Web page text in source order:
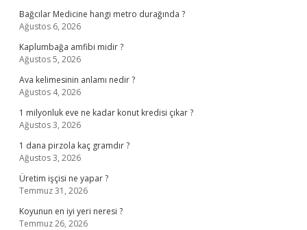
Bağcılar Medicine hangi metro durağında ?
Ağustos 6, 2026
Kaplumbağa amfibi midir ?
Ağustos 5, 2026
Ava kelimesinin anlamı nedir ?
Ağustos 4, 2026
1 milyonluk eve ne kadar konut kredisi çıkar ?
Ağustos 3, 2026
1 dana pirzola kaç gramdır ?
Ağustos 3, 2026
Üretim işçisi ne yapar ?
Temmuz 31, 2026
Koyunun en iyi yeri neresi ?
Temmuz 26, 2026